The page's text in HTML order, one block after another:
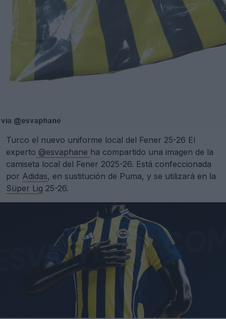
Turco el nuevo uniforme local del Fener 25-26 El
experto @esvaphane ha compartido una imagen de la
camiseta local del Fener 2025-26. Está confeccionada
por Adidas, en sustitución de Puma, y se utilizará en la
Süper Lig 25-26.